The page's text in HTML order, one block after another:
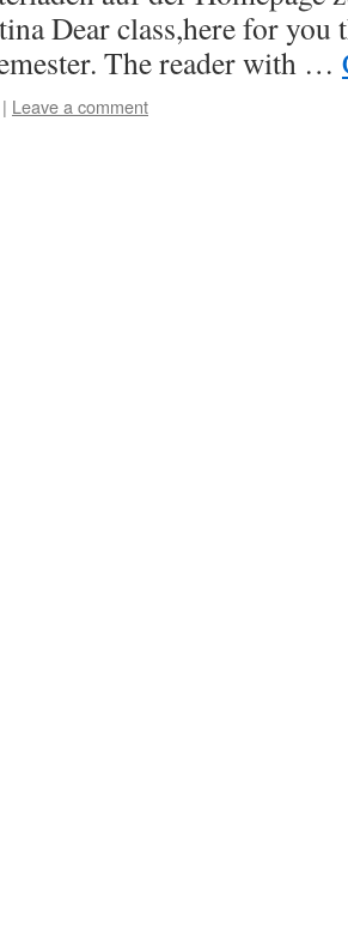
Dear class,here for you
The reader with …
| Leave a comment